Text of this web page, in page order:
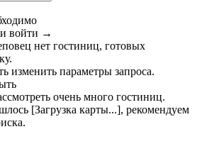
войти →
нет гостиниц, готовых
изменить параметры запроса.
очень много гостиниц.
[Загрузка карты...], рекомендуем
.